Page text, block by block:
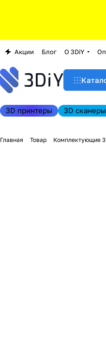
Акции Блог О 3DiY
3D принтеры 3D сканеры
Главная Товар Комплектующие